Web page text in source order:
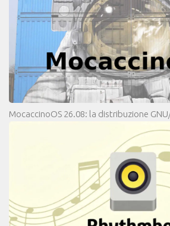
MocaccinoOS 26.08: la distribuzione